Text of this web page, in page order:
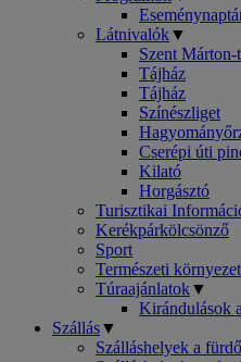
Látnivalók▼
Szent
Tájház
Tájház
Színészliget
Cserépi úti
Kilató
Horgásztó
Turisztikai
Kerékpárkölcsönző
Sport
Természeti
Túraajánlatok▼
Kirándulások
Szállás▼
Szálláshelyek a